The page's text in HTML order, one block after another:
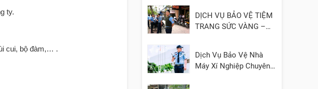
ty.
cui, bộ đàm,… .
DỊCH VỤ BẢO VỆ TIỆM
TRANG SỨC VÀNG –
Dịch Vụ Bảo Vệ Nhà
Máy Xí Nghiệp Chuyên